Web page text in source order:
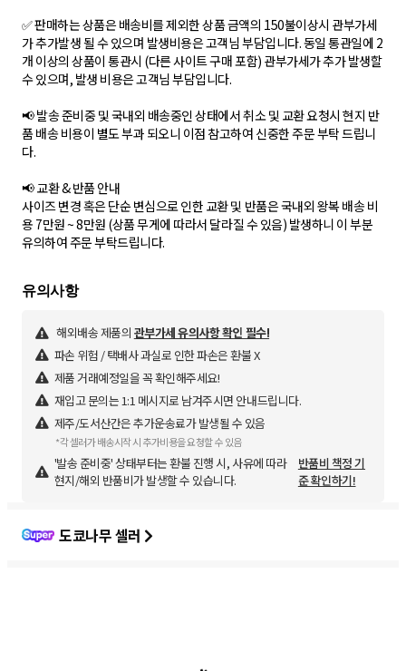
✅ 판매하는 상품은 배송비를 제외한 상품 금액의 150불이상시 관부가세
가 추가발생 될 수 있으며 발생비용은 고객님 부담입니다. 동일 통관일에 2
개 이상의 상품이 통관시 (다른 사이트 구매 포함) 관부가세가 추가 발생할
수 있으며, 발생 비용은 고객님 부담입니다.
📢 발송 준비중 및 국내외 배송중인 상태에서 취소 및 교환 요청시 현지 반
품 배송 비용이 별도 부과 되오니 이점 참고하여 신중한 주문 부탁 드립니
다.
📢 교환 & 반품 안내
사이즈 변경 혹은 단순 변심으로 인한 교환 및 반품은 국내외 왕복 배송 비
용 7만원 ~ 8만원 (상품 무게에 따라서 달라질 수 있음) 발생하니 이 부분
유의하여 주문 부탁드립니다.
유의사항
해외배송 제품의 관부가세 유의사항 확인 필수!
파손 위험 / 택배사 과실로 인한 파손은 환불 X
제품 거래예정일을 꼭 확인해주세요!
재입고 문의는 1:1 메시지로 남겨주시면 안내드립니다.
제주/도서산간은 추가운송료가 발생될 수 있음
*각 셀러가 배송시작 시 추가비용을 요청할 수 있음
'발송 준비중' 상태부터는 환불 진행 시, 사유에 따라
현지/해외 반품비가 발생할 수 있습니다.
반품비 책정 기
준 확인하기!
도쿄나무 셀러